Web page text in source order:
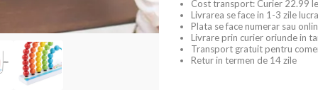
Cost transport: Curier 22.99
Livrarea se face in 1-3 zile
Plata se face numerar sau
Livrare prin curier oriunde in
Transport gratuit pentru
Retur in termen de 14 zile